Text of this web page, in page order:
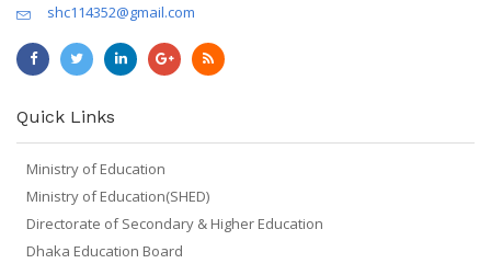
shc114352@gmail.com
Quick Links
Ministry of Education
Ministry of Education(SHED)
Directorate of Secondary & Higher Education
Dhaka Education Board